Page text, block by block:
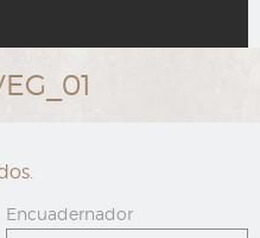
Encuadernador